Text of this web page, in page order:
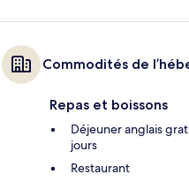
Commodités de
Repas et boissons
Déjeuner anglais
jours
Restaurant